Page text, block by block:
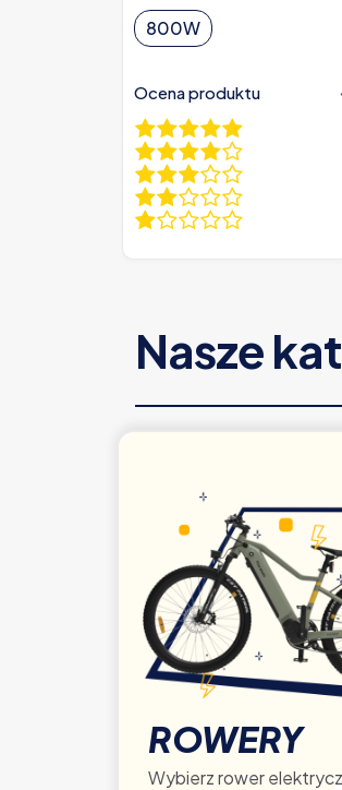
800W
Ocena produktu
Nasze
ROWERY
Wybierz rower